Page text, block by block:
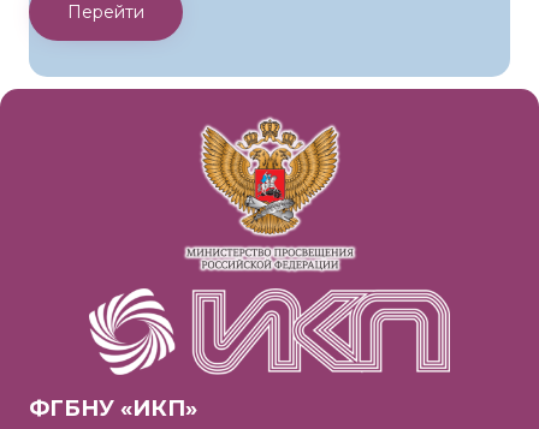
Перейти
ФГБНУ «ИКП»